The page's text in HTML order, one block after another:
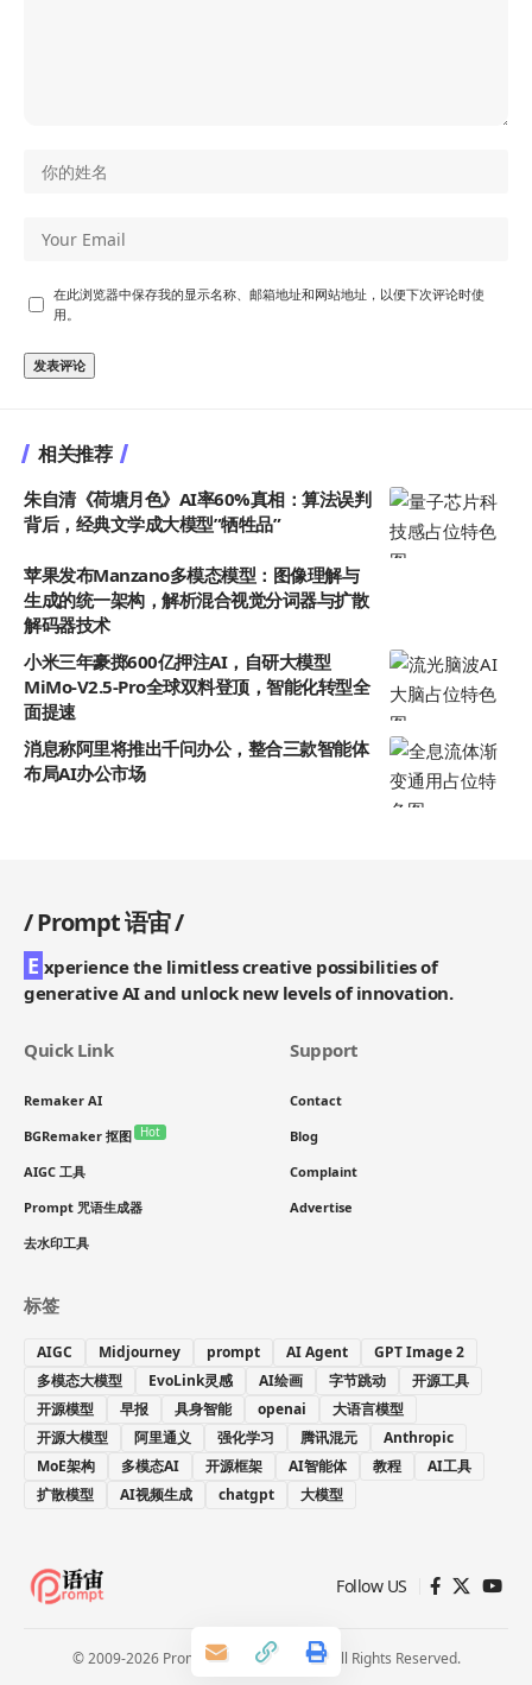
在此浏览器中保存我的显示名称、邮箱地址和网站地址，以便下次评论时使
用。
相关推荐
朱自清《荷塘月色》AI率60%真相：算法误判
背后，经典文学成大模型”牺牲品”
苹果发布Manzano多模态模型：图像理解与
生成的统一架构，解析混合视觉分词器与扩散
解码器技术
小米三年豪掷600亿押注AI，自研大模型
MiMo-V2.5-Pro全球双料登顶，智能化转型全
面提速
消息称阿里将推出千问办公，整合三款智能体
布局AI办公市场
/Prompt 语宙/
E xperience the limitless creative possibilities of
generative AI and unlock new levels of innovation.
Quick Link
Remaker AI
BGRemaker 抠图 Hot
AIGC 工具
Prompt 咒语生成器
去水印工具
Support
Contact
Blog
Complaint
Advertise
标签
AIGC Midjourney prompt AI Agent
GPT Image 2
多模态大模型
EvoLink灵感 AI绘画 字节跳动
开源工具
开源模型
早报 具身智能 openai
大语言模型
开源大模型
阿里通义 强化学习 腾讯混元
Anthropic
MoE架构
多模态AI 开源框架 AI智能体 教程
AI工具
扩散模型
AI视频生成 chatgpt 大模型
Follow US
© 2009-2026 Prompt 语宙. Paooo.com. All Rights Reserved.